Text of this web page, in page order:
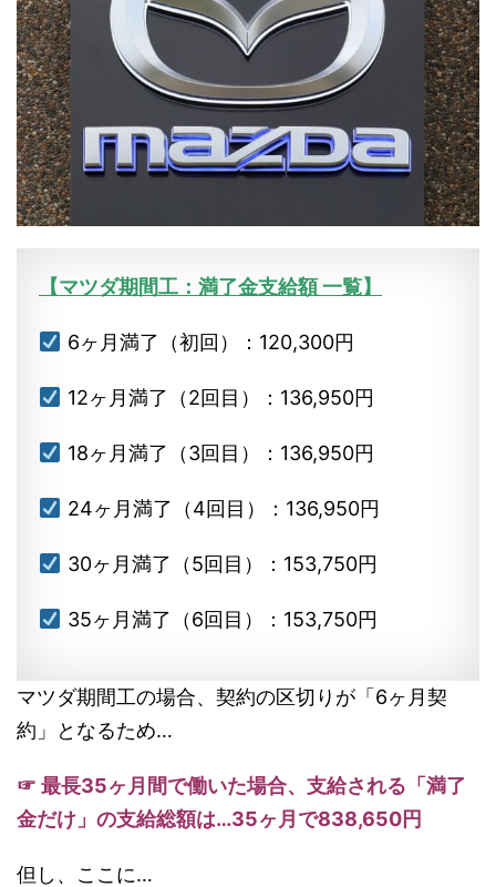
【マツダ期間工：満了金支給額 一覧】
6ヶ月満了（初回）：120,300円
12ヶ月満了（2回目）：136,950円
18ヶ月満了（3回目）：136,950円
24ヶ月満了（4回目）：136,950円
30ヶ月満了（5回目）：153,750円
35ヶ月満了（6回目）：153,750円
マツダ期間工の場合、契約の区切りが「6ヶ月契
約」となるため…
☞ 最長35ヶ月間で働いた場合、支給される「満了
金だけ」の支給総額は…35ヶ月で838,650円
但し、ここに…